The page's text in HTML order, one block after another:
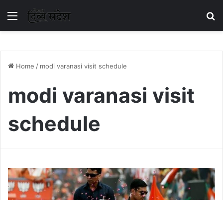
Menu
Home / modi varanasi visit schedule
modi varanasi visit
schedule